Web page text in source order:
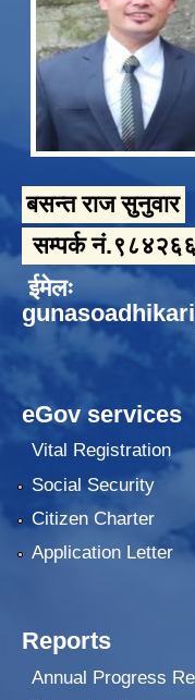
बसन्त राज सुनुवार
सम्पर्क
ईमेलः
eGov services
Vital Registration
Social Security
Citizen Charter
Application Letter
Reports
Annual Progress